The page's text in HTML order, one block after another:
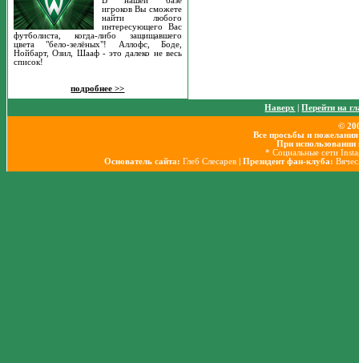
игроков Вы сможете
найти любого
интересующего Вас
футболиста, когда-либо защищавшего
цвета "бело-зелёных"! Аллофс, Боде,
Нойбарт, Озил, Шааф - это далеко не весь
список!
подробнее >>
Наверх |Перейти на
©
Все просьбы и
При использовании
* Социальные сети
Основатель сайта: Глеб Слесарев | Президент фан-клуба: